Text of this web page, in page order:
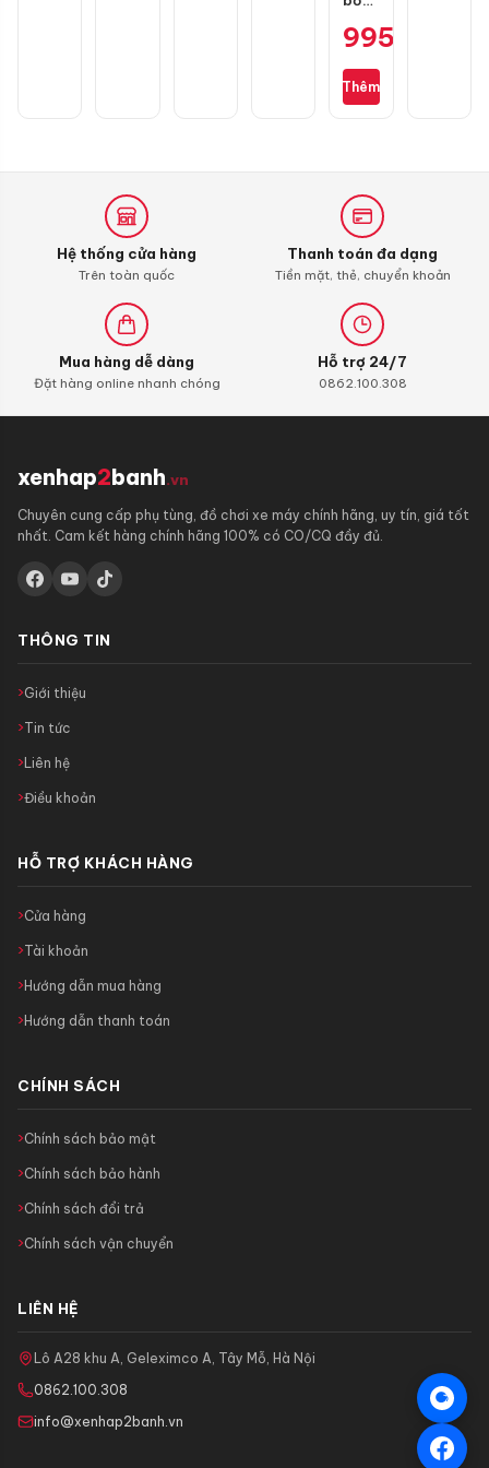
mini
M3325
không
995.000
Thêm
Hệ thống cửa hàng
Trên toàn quốc
Thanh toán đa dạng
Tiền mặt, thẻ, chuyển khoản
Mua hàng dễ dàng
Đặt hàng online nhanh chóng
Hỗ trợ 24/7
0862.100.308
xenhap2banh.vn
Chuyên cung cấp phụ tùng, đồ chơi xe máy chính hãng, uy tín, giá tốt
nhất. Cam kết hàng chính hãng 100% có CO/CQ đầy đủ.
THÔNG TIN
Giới thiệu
Tin tức
Liên hệ
Điều khoản
HỖ TRỢ KHÁCH HÀNG
Cửa hàng
Tài khoản
Hướng dẫn mua hàng
Hướng dẫn thanh toán
CHÍNH SÁCH
Chính sách bảo mật
Chính sách bảo hành
Chính sách đổi trả
Chính sách vận chuyển
LIÊN HỆ
Lô A28 khu A, Geleximco A, Tây Mỗ, Hà Nội
0862.100.308
info@xenhap2banh.vn